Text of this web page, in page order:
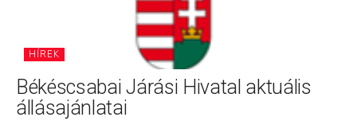
HÍREK
Békéscsabai Járási Hivatal aktuális
állásajánlatai